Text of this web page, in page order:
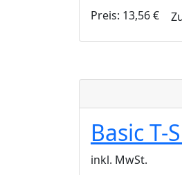
Preis: 13,56€
Basic T-
inkl. MwSt.